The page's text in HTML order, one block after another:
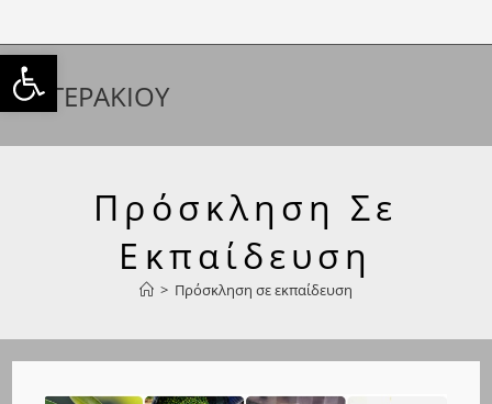
Ανοίξτε τη γραμμή
to
content
ΑΣ ΓΕΡΑΚΙΟΥ
Πρόσκληση Σε
Εκπαίδευση
> Πρόσκληση σε εκπαίδευση